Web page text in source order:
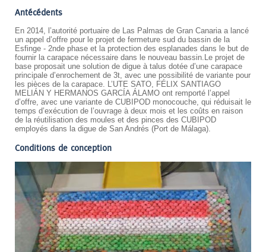
Antécédents
En 2014, l’autorité portuaire de Las Palmas de Gran Canaria a lancé
un appel d’offre pour le projet de fermeture sud du bassin de la
Esfinge - 2nde phase et la protection des esplanades dans le but de
fournir la carapace nécessaire dans le nouveau bassin.Le projet de
base proposait une solution de digue à talus dotée d’une carapace
principale d’enrochement de 3t, avec une possibilité de variante pour
les pièces de la carapace. L’UTE SATO, FÉLIX SANTIAGO
MELIÁN Y HERMANOS GARCÍA ÁLAMO ont remporté l’appel
d’offre, avec une variante de CUBIPOD monocouche, qui réduisait le
temps d’exécution de l’ouvrage à deux mois et les coûts en raison
de la réutilisation des moules et des pinces des CUBIPOD
employés dans la digue de San Andrés (Port de Málaga).
Conditions de conception